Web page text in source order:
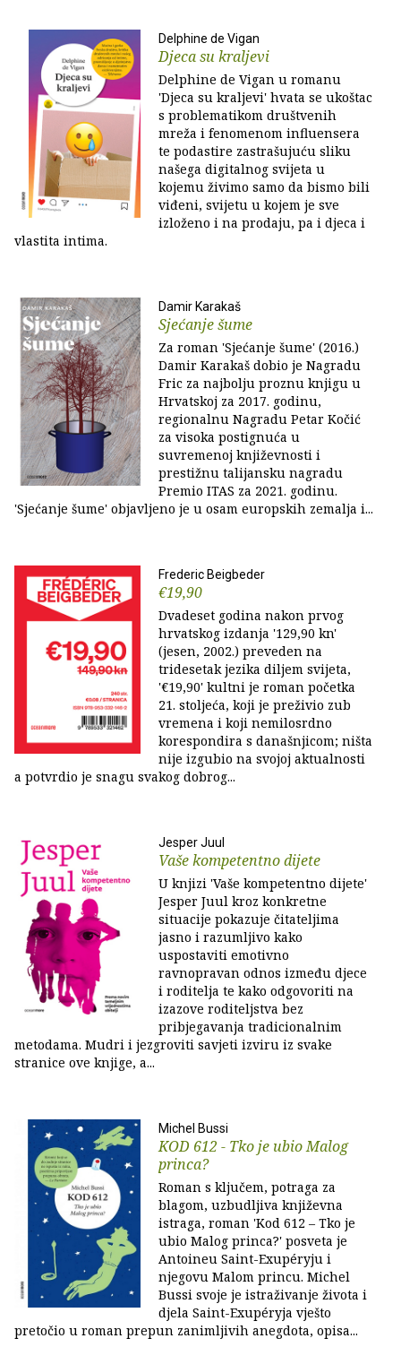
Delphine de Vigan
Djeca su kraljevi
Delphine de Vigan u romanu
'Djeca su kraljevi' hvata se ukoštac
s problematikom društvenih
mreža i fenomenom influensera
te podastire zastrašujuću sliku
našega digitalnog svijeta u
kojemu živimo samo da bismo bili
viđeni, svijetu u kojem je sve
izloženo i na prodaju, pa i djeca i
vlastita intima.
Damir Karakaš
Sjećanje šume
Za roman 'Sjećanje šume' (2016.)
Damir Karakaš dobio je Nagradu
Fric za najbolju proznu knjigu u
Hrvatskoj za 2017. godinu,
regionalnu Nagradu Petar Kočić
za visoka postignuća u
suvremenoj književnosti i
prestižnu talijansku nagradu
Premio ITAS za 2021. godinu.
'Sjećanje šume' objavljeno je u osam europskih zemalja i...
Frederic Beigbeder
€19,90
Dvadeset godina nakon prvog
hrvatskog izdanja '129,90 kn'
(jesen, 2002.) preveden na
tridesetak jezika diljem svijeta,
'€19,90' kultni je roman početka
21. stoljeća, koji je preživio zub
vremena i koji nemilosrdno
korespondira s današnjicom; ništa
nije izgubio na svojoj aktualnosti
a potvrdio je snagu svakog dobrog...
Jesper Juul
Vaše kompetentno dijete
U knjizi 'Vaše kompetentno dijete'
Jesper Juul kroz konkretne
situacije pokazuje čitateljima
jasno i razumljivo kako
uspostaviti emotivno
ravnopravan odnos između djece
i roditelja te kako odgovoriti na
izazove roditeljstva bez
pribjegavanja tradicionalnim
metodama. Mudri i jezgroviti savjeti izviru iz svake
stranice ove knjige, a...
Michel Bussi
KOD 612 - Tko je ubio Malog
princa?
Roman s ključem, potraga za
blagom, uzbudljiva književna
istraga, roman 'Kod 612 – Tko je
ubio Malog princa?' posveta je
Antoineu Saint-Exupéryju i
njegovu Malom princu. Michel
Bussi svoje je istraživanje života i
djela Saint-Exupéryja vješto
pretočio u roman prepun zanimljivih anegdota, opisa...